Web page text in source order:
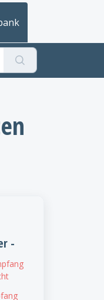
-